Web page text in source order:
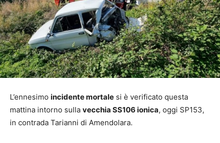
L’ennesimo incidente mortale si è verificato questa
mattina intorno sulla vecchia SS106 ionica, oggi SP153,
in contrada Tarianni di Amendolara.